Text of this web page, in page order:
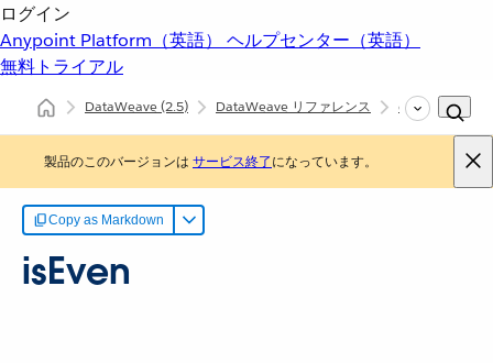
ログイン
Anypoint Platform（英語） ヘルプセンター（英語）
無料トライアル
DataWeave(2.5) DataWeave リファレンス dw::Core
製品のこのバージョンは サービス終了になっています。
Copy as Markdown
isEven